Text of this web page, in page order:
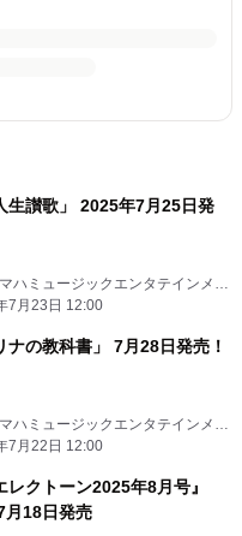
生讃歌」 2025年7月25日発
マハミュージックエンタテインメン
7月23日 12:00
ナの教科書」 7月28日発売！
マハミュージックエンタテインメン
7月22日 12:00
レクトーン2025年8月号』
月18日発売